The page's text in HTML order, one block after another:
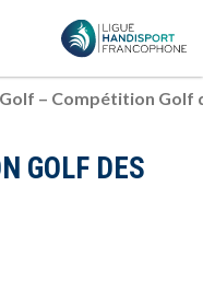
Golf – Compétition Golf
GOLF DES